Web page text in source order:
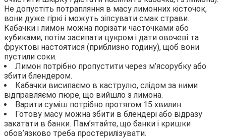
Не допустіть потрапляння в масу лимонних кісточок,
вони дуже гіркі і можуть зіпсувати смак страви.
Кабачки і лимон можна порізати часточками або
кубиками, потім засипати цукром і дати овочеві та
фруктові настоятися (приблизно годину), щоб вони
пустили соки.
Лимон потрібно пропустити через м’ясорубку або
збити блендером.
Кабачки висипаємо в каструлю, слідом за ними
відправляємо пюре, що вийшло з лимона.
Варити суміш потрібно протягом 15 хвилин.
Готову масу можна збити в блендері або відразу
закатати в банки. Пам’ятайте, що банки і кришки
обов’язково треба простерилізувати.